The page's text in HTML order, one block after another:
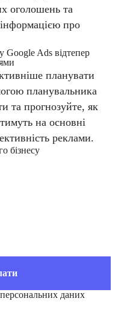
оголошень та
про
Google Ads відтепер
планувати
планувальника
та прогнозуйте, як
на основні
реклами.
бізнесу
даних